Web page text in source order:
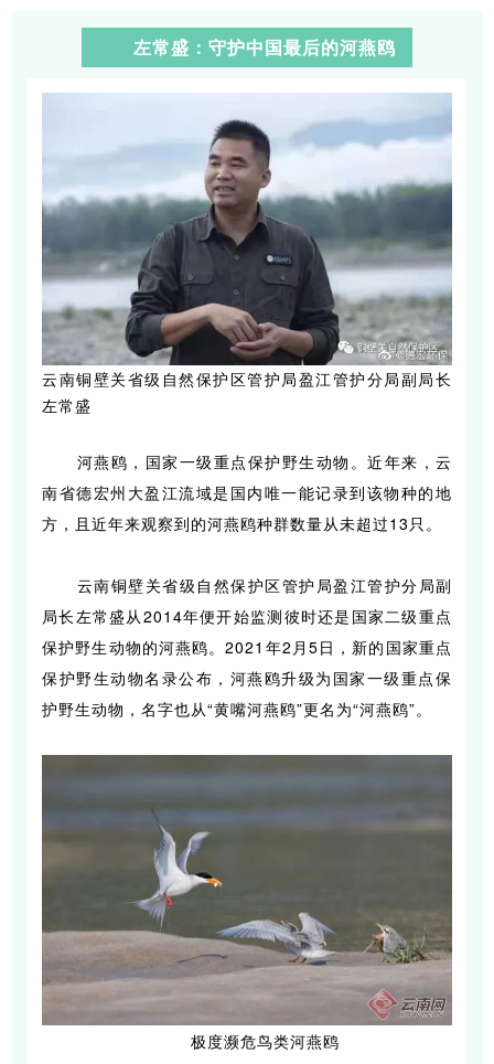
左常盛：守护中国最后的河燕鸥
云南铜壁关省级自然保护区管护局盈江管护分局副局长
左常盛
河燕鸥，国家一级重点保护野生动物。近年来，云
南省德宏州大盈江流域是国内唯一能记录到该物种的地
方，且近年来观察到的河燕鸥种群数量从未超过13只。
云南铜壁关省级自然保护区管护局盈江管护分局副
局长左常盛从2014年便开始监测彼时还是国家二级重点
保护野生动物的河燕鸥。2021年2月5日，新的国家重点
保护野生动物名录公布，河燕鸥升级为国家一级重点保
护野生动物，名字也从“黄嘴河燕鸥”更名为“河燕鸥”。
极度濒危鸟类河燕鸥